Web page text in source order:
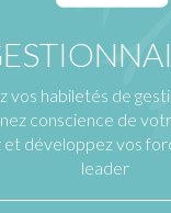
vos habiletés de
conscience de
développez vos
leader